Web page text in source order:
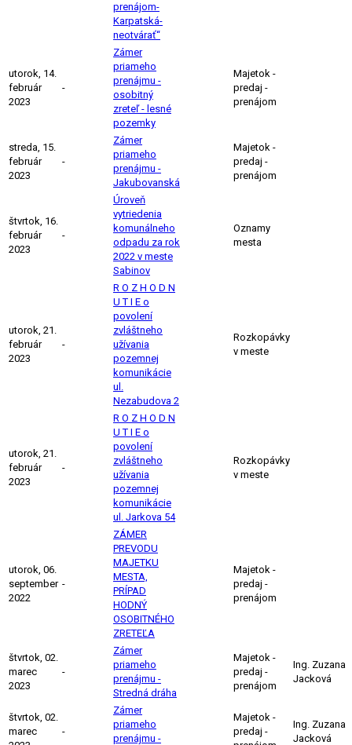
prenájom-
Karpatská-
neotvárať“
utorok, 14.
február
2023
-
Zámer
priameho
prenájmu -
osobitný
zreteľ - lesné
pozemky
Majetok -
predaj -
prenájom
streda, 15.
február
2023
-
Zámer
priameho
prenájmu -
Jakubovanská
Majetok -
predaj -
prenájom
štvrtok, 16.
február
2023
-
Úroveň
vytriedenia
komunálneho
odpadu za rok
2022 v meste
Sabinov
Oznamy
mesta
utorok, 21.
február
2023
-
R O Z H O D N
U T I E o
povolení
zvláštneho
užívania
pozemnej
komunikácie
ul.
Nezabudova 2
Rozkopávky
v meste
utorok, 21.
február
2023
-
R O Z H O D N
U T I E o
povolení
zvláštneho
užívania
pozemnej
komunikácie
ul. Jarkova 54
Rozkopávky
v meste
utorok, 06.
september
2022
-
ZÁMER
PREVODU
MAJETKU
MESTA,
PRÍPAD
HODNÝ
OSOBITNÉHO
ZRETEĽA
Majetok -
predaj -
prenájom
štvrtok, 02.
marec
2023
-
Zámer
priameho
prenájmu -
Stredná dráha
Majetok -
predaj -
prenájom
Ing. Zuzana
Jacková
štvrtok, 02.
marec
-
Zámer
priameho
prenájmu -
Majetok -
predaj -
Ing. Zuzana
Jacková